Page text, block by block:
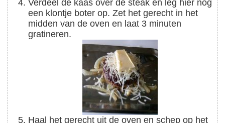
Verdeel de kaas over de steak en leg hier nog
een klontje boter op. Zet het gerecht in het
midden van de oven en laat 3 minuten
gratineren.
Haal het gerecht uit de oven en schep op het